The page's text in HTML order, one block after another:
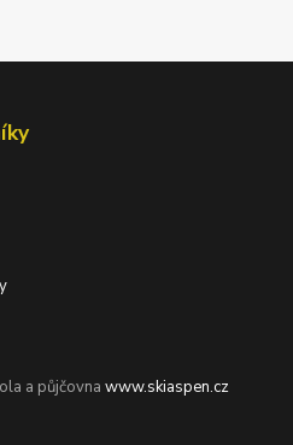
a půjčovnawww.skiaspen.cz